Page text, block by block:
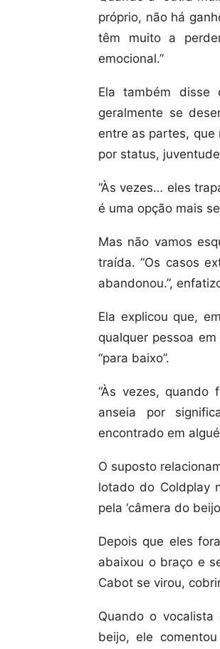
próprio, não há
têm muito a
emocional.”
Ela também disse
geralmente se
entre as partes, que
por status,
“Às vezes… eles
é uma opção mais
Mas não vamos
traída. “Os casos
abandonou.”,
Ela explicou que,
qualquer pessoa
“para baixo”.
“Às vezes, quando
anseia por
encontrado em
O suposto
lotado do Coldplay
pela ‘câmera do
Depois que eles
abaixou o braço e
Cabot se virou,
Quando o
beijo, ele